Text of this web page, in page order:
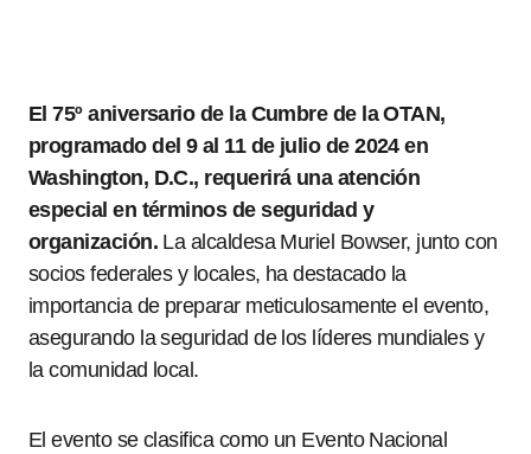
El 75º aniversario de la Cumbre de la OTAN,
programado del 9 al 11 de julio de 2024 en
Washington, D.C., requerirá una atención
especial en términos de seguridad y
organización.La alcaldesa Muriel Bowser, junto con
socios federales y locales, ha destacado la
importancia de preparar meticulosamente el evento,
asegurando la seguridad de los líderes mundiales y
la comunidad local.
El evento se clasifica como un Evento Nacional